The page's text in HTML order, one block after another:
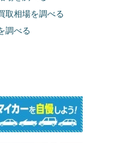
取相場を調べる
調べる